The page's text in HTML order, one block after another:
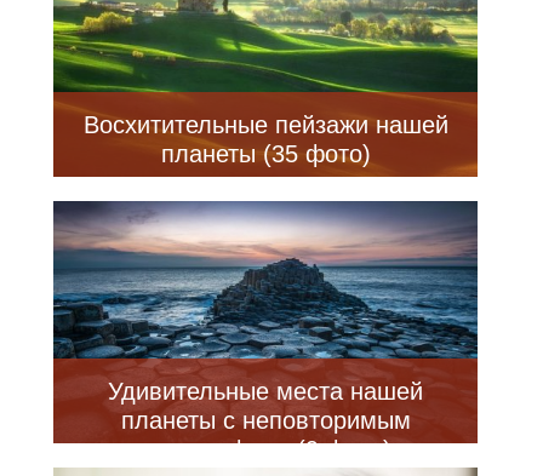
Восхитительные пейзажи нашей
планеты (35 фото)
Удивительные места нашей
планеты с неповторимым
ландшафтом (9 фото)